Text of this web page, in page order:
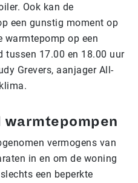
Ook kan de
een gunstig moment op
warmtepomp op een
tussen 17.00 en 18.00 uur
Grevers, aanjager All-
warmtepompen
vermogens van
in en om de woning
een beperkte